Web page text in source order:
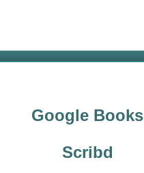
Google Books
Scribd